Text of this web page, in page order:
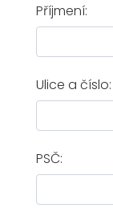
Příjmení:
Ulice a číslo:
PSČ: